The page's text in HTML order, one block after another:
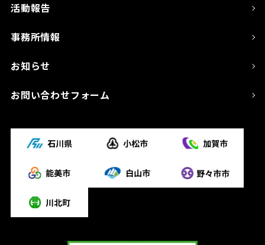
活動報告
事務所情報
お知らせ
お問い合わせフォーム